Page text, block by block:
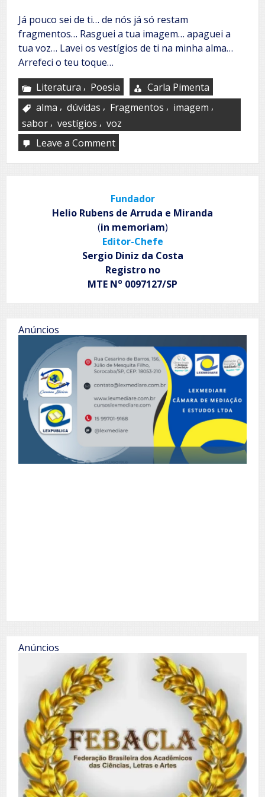
Já pouco sei de ti… de nós já só restam
fragmentos… Rasguei a tua imagem… apaguei a
tua voz… Lavei os vestígios de ti na minha alma…
Arrefeci o teu toque…
Literatura , Poesia
Carla Pimenta
alma , dúvidas , Fragmentos , imagem ,
sabor , vestígios , voz
Leave a Commenton
ti…
Fundador
Helio Rubens de Arruda e Miranda
(in memoriam)
Editor-Chefe
Sergio Diniz da Costa
Registro no
MTE No 0097127/SP
Anúncios
Anúncios